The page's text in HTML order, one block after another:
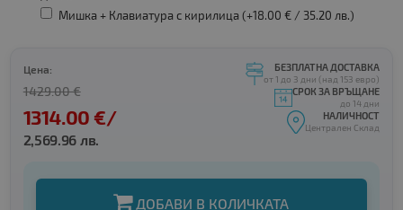
Мишка + Клавиатура с кирилица (+18.00 € / 35.20 лв.)
Цена:
1429.00 €
1314.00 €/
2,569.96 лв.
БЕЗПЛАТНА ДОСТАВКА
от 1 до 3 дни (над 153 евро)
СРОК ЗА ВРЪЩАНЕ
до 14 дни
НАЛИЧНОСТ
Централен Склад
ДОБАВИ В КОЛИЧКАТА